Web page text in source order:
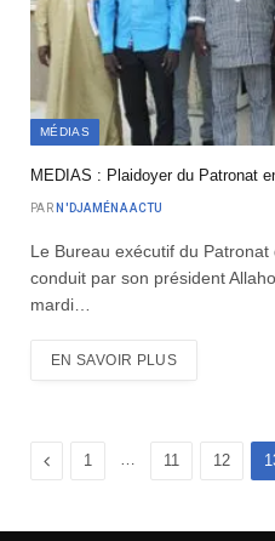
MÉDIAS
MEDIAS : Plaidoyer du Patronat
PAR N'DJAMÉNA ACTU
Le Bureau exécutif du
conduit par son président
mardi…
EN SAVOIR PLUS
Précédent
1 … 11 12